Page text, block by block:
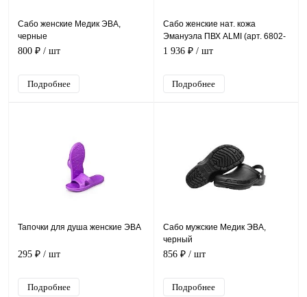
Сабо женские Медик ЭВА,
черные
800 ₽ / шт
Подробнее
Сабо женские нат. кожа
Эмануэла ПВХ ALMI (арт. 6802-
00101) белый
1 936 ₽ / шт
Подробнее
Тапочки для душа женские ЭВА
295 ₽ / шт
Подробнее
Сабо мужские Медик ЭВА,
черный
856 ₽ / шт
Подробнее